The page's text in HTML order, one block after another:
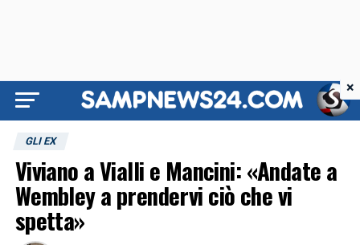
GLI EX
Viviano a Vialli e Mancini: «Andate a
Wembley a prendervi ciò che vi
spetta»
×